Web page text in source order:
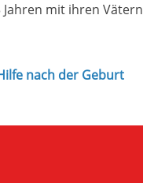
Jahren mit ihren Vätern
nach der Geburt